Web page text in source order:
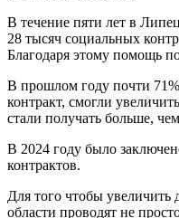
В течение пяти лет в
28 тысяч социальных
Благодаря этому помощь
В прошлом году почти
контракт, смогли
стали получать больше,
В 2024 году было
контрактов.
Для того чтобы
области проводят не